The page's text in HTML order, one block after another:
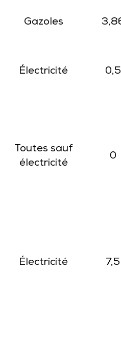
Gazoles
Électricité 0,5
Toutes sauf
électricité
0
Électricité 7,5